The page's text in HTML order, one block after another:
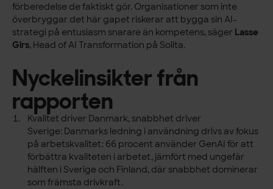
förberedelse de faktiskt gör. Organisationer som inte
överbryggar det här gapet riskerar att bygga sin AI-
strategi på entusiasm snarare än kompetens, säger Lasse
Girs, Head of AI Transformation på Solita.
Nyckelinsikter från
rapporten
Kvalitet driver Danmark, snabbhet driver
Sverige: Danmarks ledning i användning drivs av fokus
på arbetskvalitet: 66 procent använder GenAI för att
förbättra kvaliteten i arbetet, jämfört med ungefär
hälften i Sverige och Finland, där snabbhet dominerar
som främsta drivkraft.